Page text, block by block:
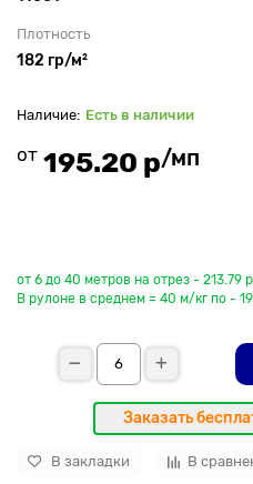
Плотность
182 гр/м²
Есть в наличии
от 195.20 р/мп
от 6 до 40 метров на отрез - 213.79
В рулоне в среднем = 40 м/кг по -
Заказать
В закладки В